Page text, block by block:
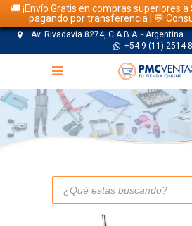
🚚 ¡Envío Gratis en compras superiores
pagando por transferencia | 💬
Av. Rivadavia 8274, C.A.B.A. - Argentina
+54 9 (11) 2514-
Búsqueda
productos